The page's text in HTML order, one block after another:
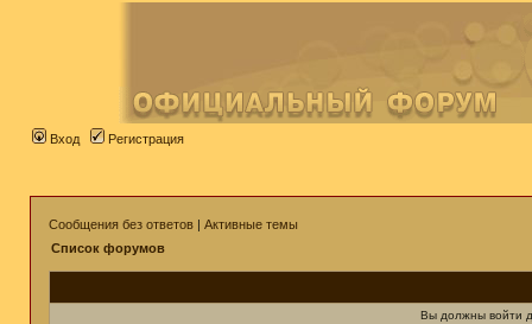
Вход Регистрация
Сообщения без ответов | Активные темы
Список форумов
Вы должны войти